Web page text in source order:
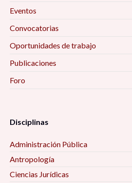
Eventos
Convocatorias
Oportunidades de trabajo
Publicaciones
Foro
Disciplinas
Administración Pública
Antropología
Ciencias Jurídicas